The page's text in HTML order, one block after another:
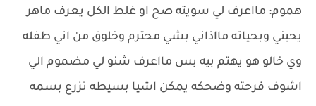
هموم: مااعرف لي سويته صح او غلط الكل يعرف ماهر
يحبني وبحياته مااذاني بشي محترم وخلوق من اني طفله
وي خالو هو يهتم بيه بس مااعرف شنو لي مضموم الي
اشوف فرحته وضحكه يمكن اشيا بسيطه تزرع بسمه